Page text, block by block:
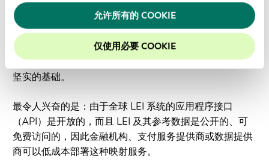
允许所有的 COOKIE
仅使用必要 COOKIE
截至 3 月 31 日，95.6% 的有效 LEI 记录包含拉丁字母姓名
和地址。此外，79.5% 的有效 LEI 记录使用标准 ASCII 字
符集，为符合 ISO 20022 标准的转换和自动映射奠定了
坚实的基础。
最令人兴奋的是：由于全球 LEI 系统的应用程序接口
（API）是开放的，而且 LEI 及其参考数据是公开的、可
免费访问的，因此金融机构、支付服务提供商或数据提供
商可以低成本部署这种映射服务。